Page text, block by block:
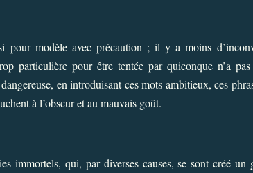
pour modèle avec précaution ; il y a moins
particulière pour être tentée par quiconque n’a
en introduisant ces mots ambitieux, ces
à l’obscur et au mauvais goût.
immortels, qui, par diverses causes, se sont créé un